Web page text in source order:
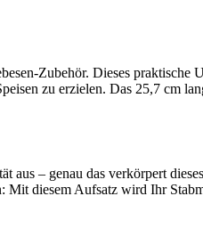
Zubehör. Dieses
zu erzielen. Das 25,7 cm
– genau das verkörpert
Mit diesem Aufsatz wird Ihr